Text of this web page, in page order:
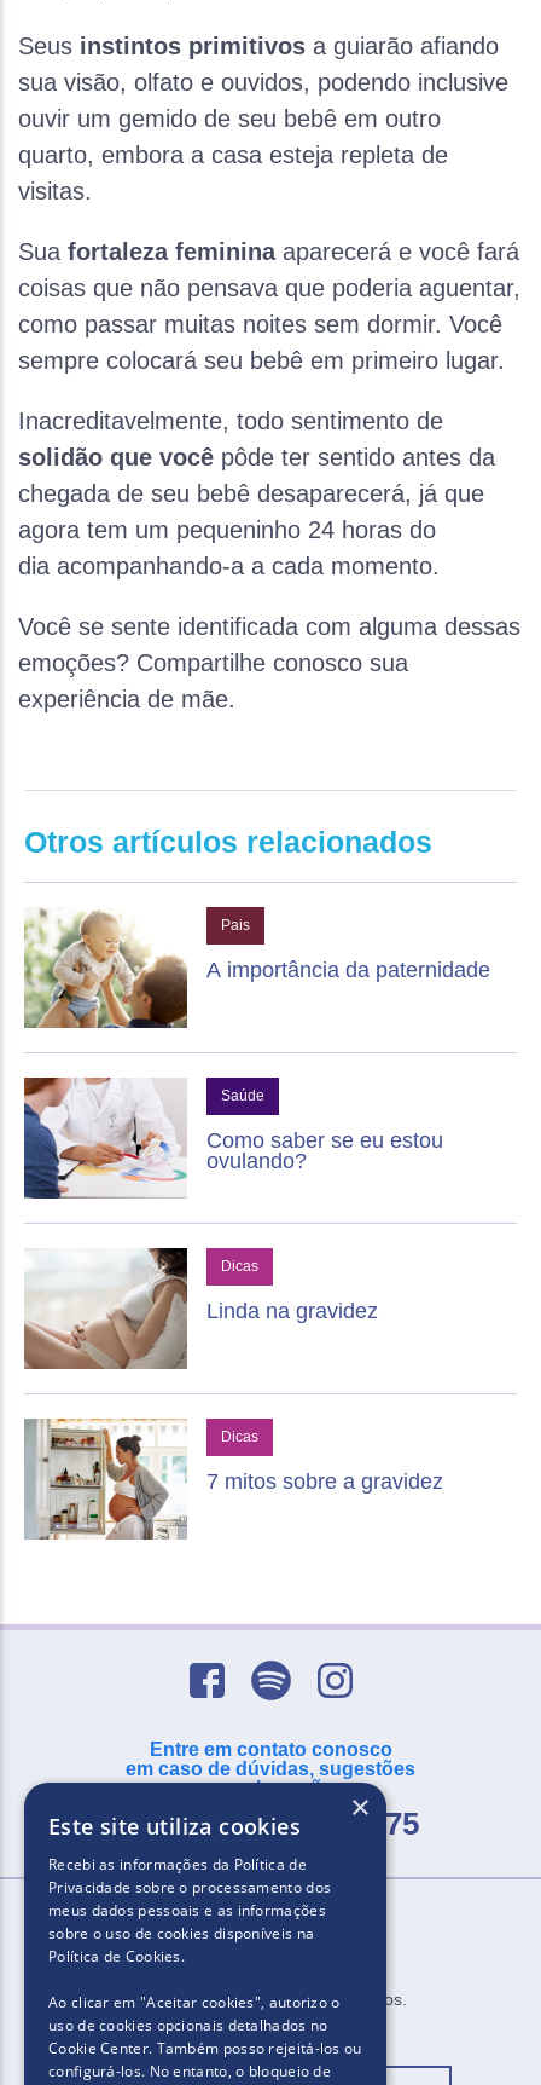
Seus instintos primitivos a guiarão afiando
sua visão, olfato e ouvidos, podendo inclusive
ouvir um gemido de seu bebê em outro
quarto, embora a casa esteja repleta de
visitas.
Sua fortaleza femininaaparecerá e você fará
coisas que não pensava que poderia aguentar,
como passar muitas noites sem dormir. Você
sempre colocará seu bebê em primeiro lugar.
Inacreditavelmente, todo sentimento de
solidão que você pôde ter sentido antes da
chegada de seu bebê desaparecerá, já que
agora tem um pequeninho 24 horas do
dia acompanhando-a a cada momento.
Você se sente identificada com alguma dessas
emoções? Compartilhe conosco sua
experiência de mãe.
Otros artículos relacionados
Pais
A importância da paternidade
Saúde
Como saber se eu estou
ovulando?
Dicas
Linda na gravidez
Dicas
7 mitos sobre a gravidez
Entre em contato conosco
em caso de dúvidas, sugestões
ou reclamações
SAC - 0800 055 2875
2025.​​ Todos os direitos reservados.
×
Este site utiliza cookies
Recebi as informações da Política de
Privacidade sobre o processamento dos
meus dados pessoais e as informações
sobre o uso de cookies disponíveis na
Política de Cookies.
Ao clicar em "Aceitar cookies", autorizo ​​o
uso de cookies opcionais detalhados no
Cookie Center. Também posso rejeitá-los ou
configurá-los. No entanto, o bloqueio de